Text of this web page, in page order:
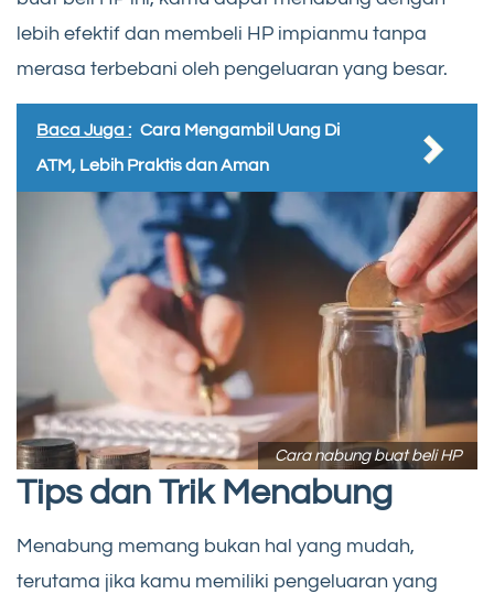
lebih efektif dan membeli HP impianmu tanpa
merasa terbebani oleh pengeluaran yang besar.
Baca Juga : Cara Mengambil Uang Di
ATM, Lebih Praktis dan Aman
Cara nabung buat beli HP
Tips dan Trik Menabung
Menabung memang bukan hal yang mudah,
terutama jika kamu memiliki pengeluaran yang